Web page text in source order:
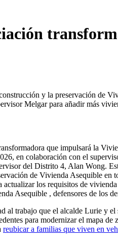
y la preservación de
Melgar para añadir más
que impulsará la
en colaboración con el
del Distrito 4, Alan Wong.
de Vivienda Asequible en
los requisitos de
Asequible , defensores de los
trabajo que el alcalde Lurie y
para modernizar el mapa
reubicar a familias que viven en